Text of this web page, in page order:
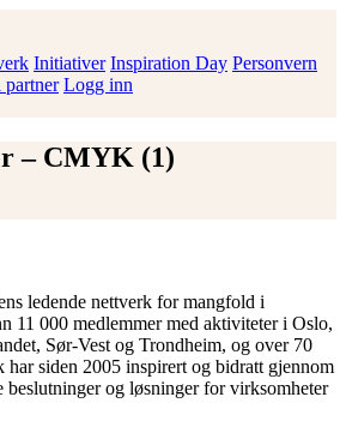
Initiativer Inspiration Day Personvern
Logg inn
– CMYK (1)
ledende nettverk for mangfold i
11 000 medlemmer med aktiviteter i Oslo,
Sør-Vest og Trondheim, og over 70
siden 2005 inspirert og bidratt gjennom
beslutninger og løsninger for virksomheter